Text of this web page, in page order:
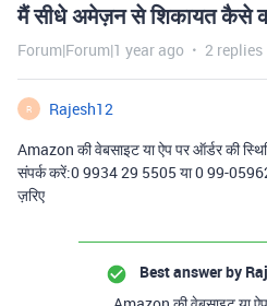
मैं सीधे अमेज़न से शिकायत कैसे
Forum|Forum|1 year ago 2 replies
R
Rajesh12
Amazon की वेबसाइट या ऐप पर ऑर्डर की
संपर्क करें:0 9934 29 5505 या 0 99-
ज़रिए
Best answer by